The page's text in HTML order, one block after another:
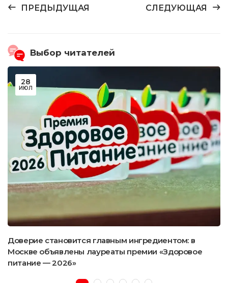
ПРЕДЫДУЩАЯ СЛЕДУЮЩАЯ
Выбор читателей
28
ИЮЛ
Доверие становится главным ингредиентом: в
Москве объявлены лауреаты премии «Здоровое
питание — 2026»